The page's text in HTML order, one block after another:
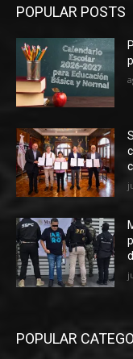
POPULAR POSTS
POPULAR